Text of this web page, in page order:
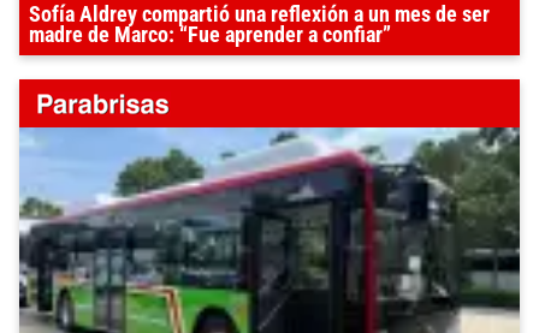
Sofía Aldrey compartió una reflexión a un mes de ser
madre de Marco: “Fue aprender a confiar”